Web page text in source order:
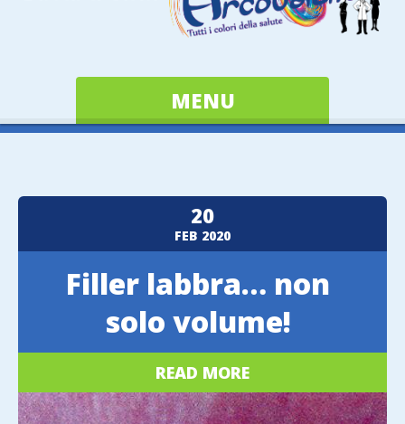
MENU
20
FEB 2020
Filler labbra… non
solo volume!
READ MORE